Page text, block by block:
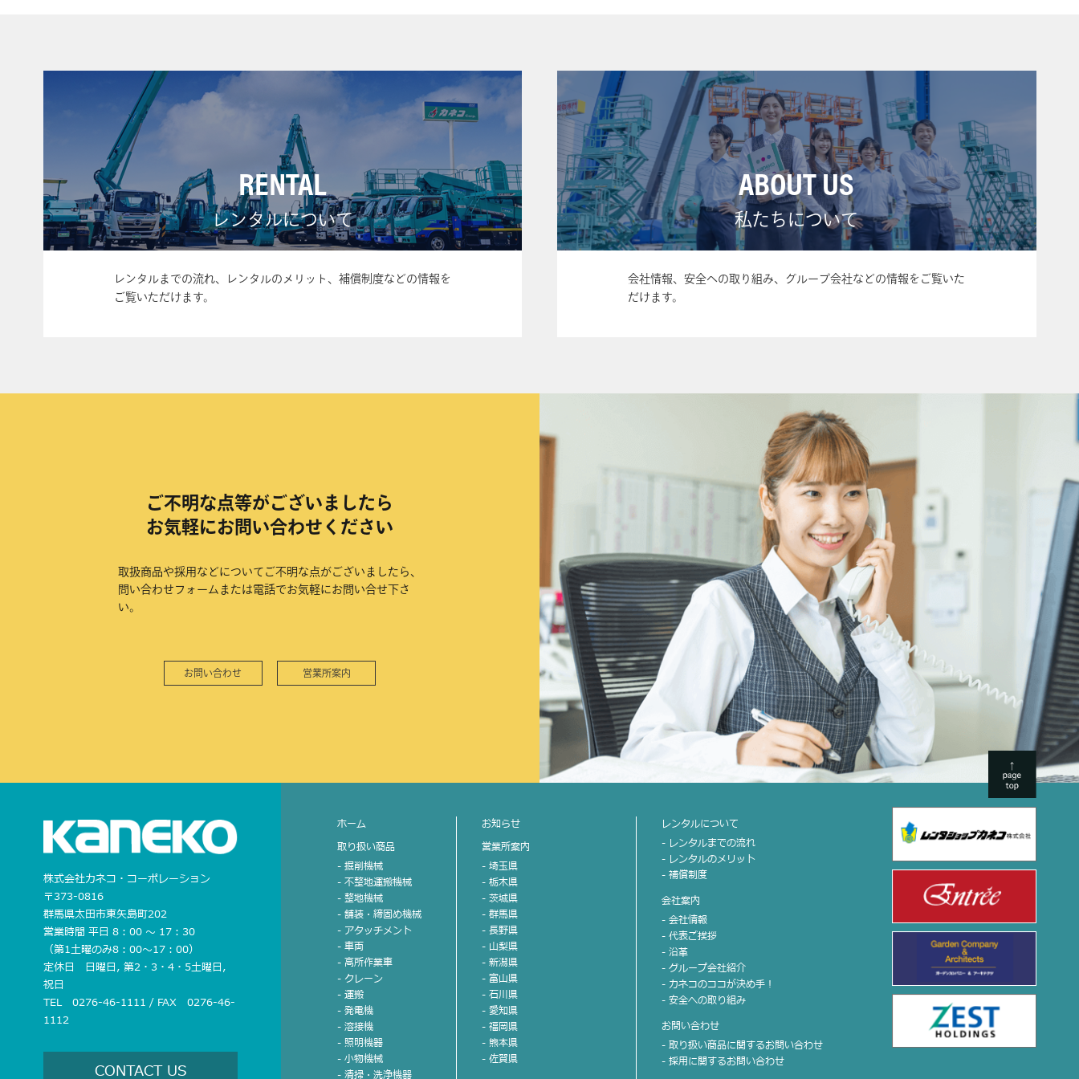
RENTAL
レンタルについて
レンタルまでの流れ、レンタルのメリット、補償制度などの情報を
ご覧いただけます。
ABOUT US
私たちについて
会社情報、安全への取り組み、グループ会社などの情報をご覧いた
だけます。
ご不明な点等がございましたら
お気軽にお問い合わせください
取扱商品や採用などについてご不明な点がございましたら、
問い合わせフォームまたは電話でお気軽にお問い合せ下さ
い。
お問い合わせ 営業所案内
株式会社カネコ・コーポレーション
〒373-0816
群馬県太田市東矢島町202
営業時間 平日 8：00 〜 17：30
（第1土曜のみ8：00〜17：00）
定休日 日曜日, 第2・3・4・5土曜日,
祝日
TEL 0276-46-1111 / FAX 0276-46-
1112
CONTACT US
ホーム
取り扱い商品
- 掘削機械
- 不整地運搬機械
- 整地機械
- 舗装・締固め機械
- アタッチメント
- 車両
- 高所作業車
- クレーン
- 運搬
- 発電機
- 溶接機
- 照明機器
- 小物機械
- 清掃・洗浄機器
お知らせ
営業所案内
- 埼玉県
- 栃木県
- 茨城県
- 群馬県
- 長野県
- 山梨県
- 新潟県
- 富山県
- 石川県
- 愛知県
- 福岡県
- 熊本県
- 佐賀県
レンタルについて
- レンタルまでの流れ
- レンタルのメリット
- 補償制度
会社案内
- 会社情報
- 代表ご挨拶
- 沿革
- グループ会社紹介
- カネコのココが決め手！
- 安全への取り組み
お問い合わせ
- 取り扱い商品に関するお問い合わせ
- 採用に関するお問い合わせ